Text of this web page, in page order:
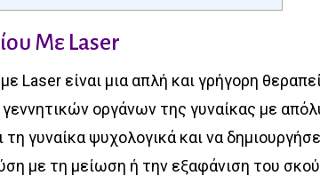
Με Laser
Laser είναι μια απλή και γρήγορη
οργάνων της γυναίκας με
τη γυναίκα ψυχολογικά και να
με τη μείωση ή την εξαφάνιση του